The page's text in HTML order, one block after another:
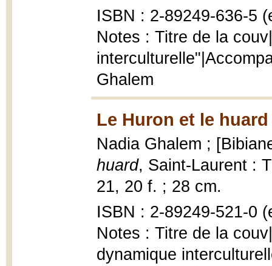
ISBN : 2-89249-636-5
Notes : Titre de la
Ghalem
Le Huron et le huard
Nadia Ghalem ;
huard, Saint-Laurent :
21, 20 f. ; 28 cm.
ISBN : 2-89249-521-0
Notes : Titre de la
dynamique